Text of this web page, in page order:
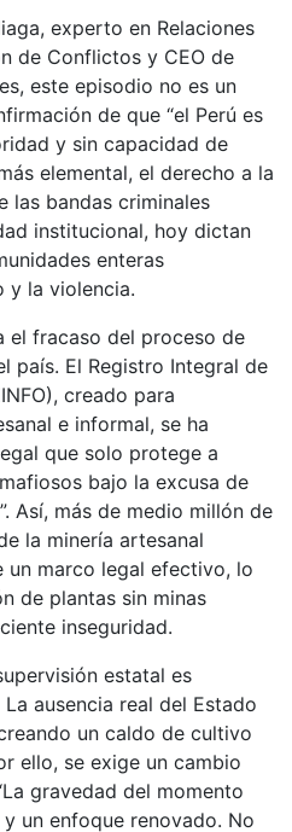
experto en Relaciones
de Conflictos y CEO de
este episodio no es un
de que “el Perú es
y sin capacidad de
elemental, el derecho a la
las bandas criminales
institucional, hoy dictan
enteras
y la violencia.
el fracaso del proceso de
país. El Registro Integral de
creado para
e informal, se ha
que solo protege a
bajo la excusa de
Así, más de medio millón de
la minería artesanal
un marco legal efectivo, lo
de plantas sin minas
inseguridad.
estatal es
ausencia real del Estado
un caldo de cultivo
ello, se exige un cambio
gravedad del momento
un enfoque renovado. No